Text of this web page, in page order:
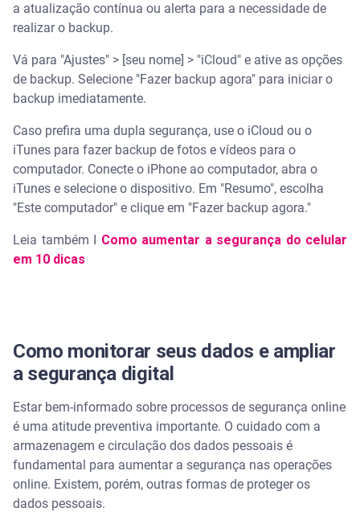
a atualização contínua ou alerta para a necessidade de
realizar o backup.
Vá para "Ajustes" > [seu nome] > "iCloud" e ative as opções
de backup. Selecione "Fazer backup agora" para iniciar o
backup imediatamente.
Caso prefira uma dupla segurança, use o iCloud ou o
iTunes para fazer backup de fotos e vídeos para o
computador. Conecte o iPhone ao computador, abra o
iTunes e selecione o dispositivo. Em "Resumo", escolha
"Este computador" e clique em "Fazer backup agora."
Leia também I
Como aumentar a segurança do celular
em 10 dicas
Como monitorar seus dados e ampliar
a segurança digital
Estar bem-informado sobre processos de segurança online
é uma atitude preventiva importante. O cuidado com a
armazenagem e circulação dos dados pessoais é
fundamental para aumentar a segurança nas operações
online. Existem, porém, outras formas de proteger os
dados pessoais.